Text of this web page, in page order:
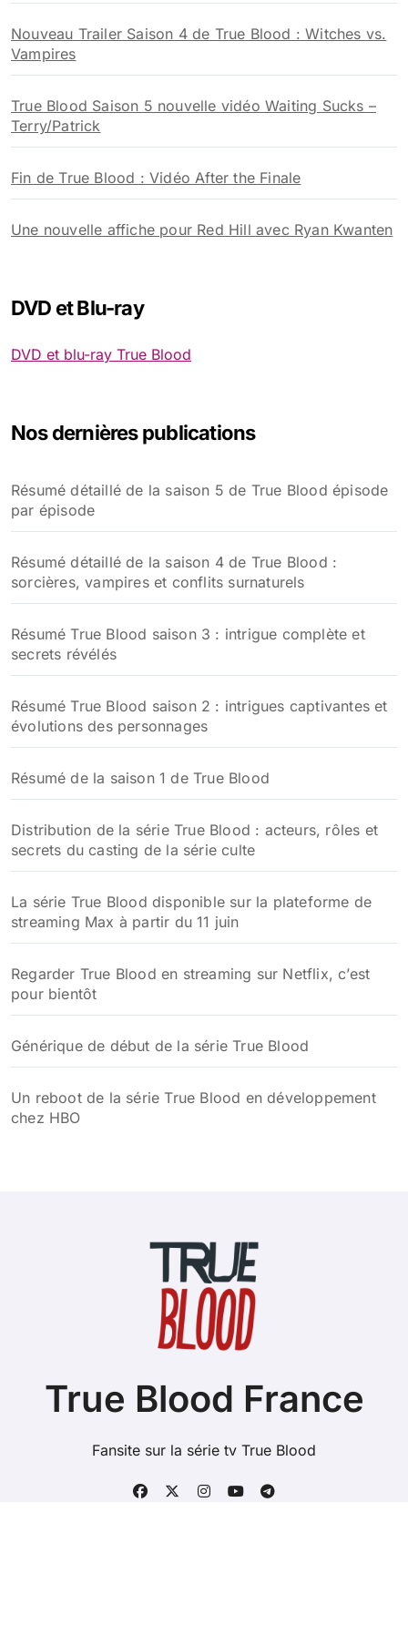
Nouveau Trailer Saison 4 de True Blood : Witches vs.
Vampires
True Blood Saison 5 nouvelle vidéo Waiting Sucks –
Terry/Patrick
Fin de True Blood : Vidéo After the Finale
Une nouvelle affiche pour Red Hill avec Ryan Kwanten
DVD et Blu-ray
DVD et blu-ray True Blood
Nos dernières publications
Résumé détaillé de la saison 5 de True Blood épisode
par épisode
Résumé détaillé de la saison 4 de True Blood :
sorcières, vampires et conflits surnaturels
Résumé True Blood saison 3 : intrigue complète et
secrets révélés
Résumé True Blood saison 2 : intrigues captivantes et
évolutions des personnages
Résumé de la saison 1 de True Blood
Distribution de la série True Blood : acteurs, rôles et
secrets du casting de la série culte
La série True Blood disponible sur la plateforme de
streaming Max à partir du 11 juin
Regarder True Blood en streaming sur Netflix, c’est
pour bientôt
Générique de début de la série True Blood
Un reboot de la série True Blood en développement
chez HBO
True Blood France
Fansite sur la série tv True Blood